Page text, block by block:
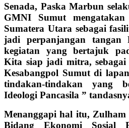
Senada, Paska Marbun
GMNI Sumut
Sumatera Utara sebagai
jadi perpanjangan tangan
kegiatan yang bertajuk
Kita siap jadi mitra, sebagai
Kesabangpol Sumut di
tindakan-tindakan yang
Ideologi Pancasila ”
Menanggapi hal itu, Zulham
Bidang Ekonomi Sosial